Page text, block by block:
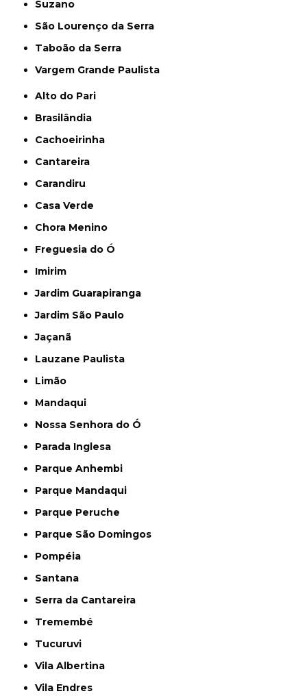
Suzano
São Lourenço da Serra
Taboão da Serra
Vargem Grande Paulista
Alto do Pari
Brasilândia
Cachoeirinha
Cantareira
Carandiru
Casa Verde
Chora Menino
Freguesia do Ó
Imirim
Jardim Guarapiranga
Jardim São Paulo
Jaçanã
Lauzane Paulista
Limão
Mandaqui
Nossa Senhora do Ó
Parada Inglesa
Parque Anhembi
Parque Mandaqui
Parque Peruche
Parque São Domingos
Pompéia
Santana
Serra da Cantareira
Tremembé
Tucuruvi
Vila Albertina
Vila Endres